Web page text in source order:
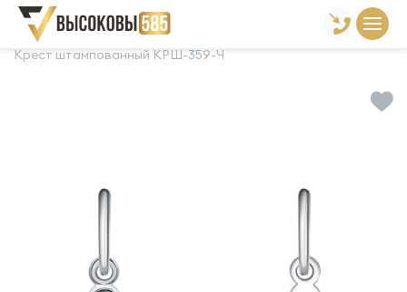
Главная Склад готовой продукции
Крест штампованный КРШ-359-Ч